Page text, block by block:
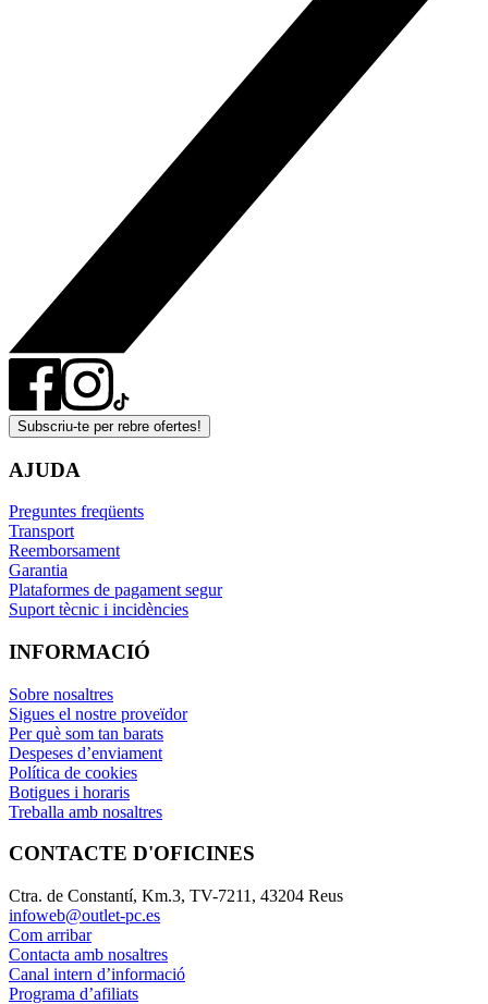
Subscriu-te per rebre ofertes!
AJUDA
Preguntes freqüents
Transport
Reemborsament
Garantia
Plataformes de pagament segur
Suport tècnic i incidències
INFORMACIÓ
Sobre nosaltres
Sigues el nostre proveïdor
Per què som tan barats
Despeses d’enviament
Política de cookies
Botigues i horaris
Treballa amb nosaltres
CONTACTE D'OFICINES
Ctra. de Constantí, Km.3, TV-7211, 43204 Reus
infoweb@outlet-pc.es
Com arribar
Contacta amb nosaltres
Canal intern d’informació
Programa d’afiliats